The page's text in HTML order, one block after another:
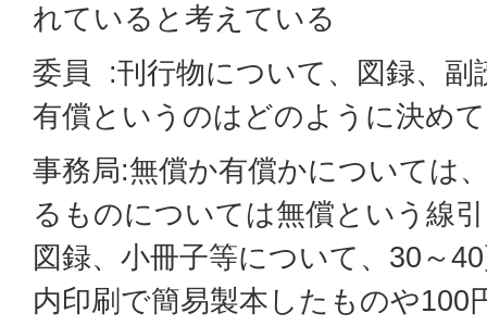
れていると考えている
委員 :刊行物について、図録、副
有償というのはどのように決め
事務局:無償か有償かについては
るものについては無償という線
図録、小冊子等について、30～
内印刷で簡易製本したものや100